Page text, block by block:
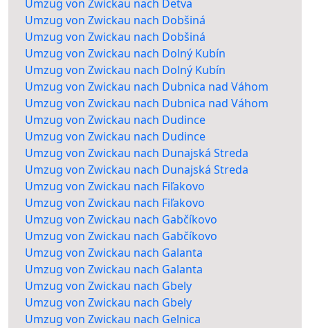
Umzug von Zwickau nach Detva
Umzug von Zwickau nach Dobšiná
Umzug von Zwickau nach Dobšiná
Umzug von Zwickau nach Dolný Kubín
Umzug von Zwickau nach Dolný Kubín
Umzug von Zwickau nach Dubnica nad Váhom
Umzug von Zwickau nach Dubnica nad Váhom
Umzug von Zwickau nach Dudince
Umzug von Zwickau nach Dudince
Umzug von Zwickau nach Dunajská Streda
Umzug von Zwickau nach Dunajská Streda
Umzug von Zwickau nach Fiľakovo
Umzug von Zwickau nach Fiľakovo
Umzug von Zwickau nach Gabčíkovo
Umzug von Zwickau nach Gabčíkovo
Umzug von Zwickau nach Galanta
Umzug von Zwickau nach Galanta
Umzug von Zwickau nach Gbely
Umzug von Zwickau nach Gbely
Umzug von Zwickau nach Gelnica